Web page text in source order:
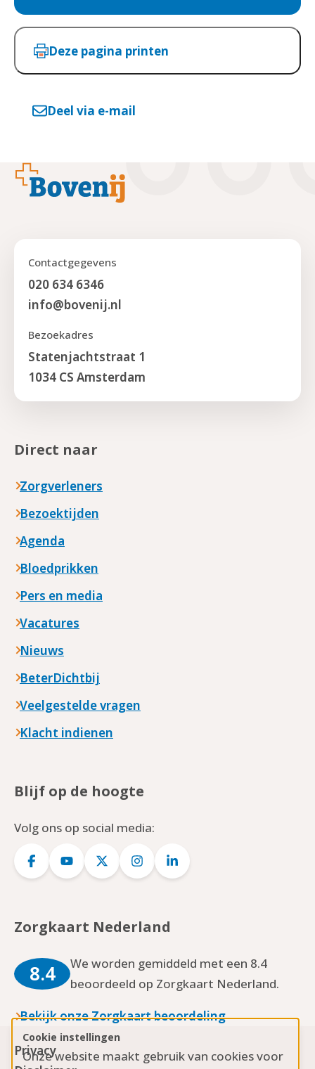
Cookie instellingen
Onze website maakt gebruik van cookies voor
Deze pagina printen
Deel via e-mail
Footer
Contactgegevens
020 634 6346
info@bovenij.nl
Bezoekadres
Statenjachtstraat 1
1034 CS Amsterdam
Direct naar
Zorgverleners
Bezoektijden
Agenda
Bloedprikken
Pers en media
Vacatures
Nieuws
BeterDichtbij
Veelgestelde vragen
Klacht indienen
Blijf op de hoogte
Volg ons op social media:
Logo
Logo
Logo
Logo
Logo
Zorgkaart Nederland
8.4
We worden gemiddeld met een 8.4
beoordeeld op Zorgkaart Nederland.
Bekijk onze Zorgkaart beoordeling
Privacy